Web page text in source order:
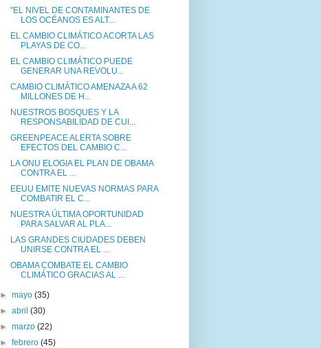
"EL NIVEL DE CONTAMINANTES DE
LOS OCÉANOS ES ALT...
EL CAMBIO CLIMÁTICO ACORTA LAS
PLAYAS DE CO...
EL CAMBIO CLIMÁTICO PUEDE
GENERAR UNA REVOLU...
CAMBIO CLIMÁTICO AMENAZA A 62
MILLONES DE H...
NUESTROS BOSQUES Y LA
RESPONSABILIDAD DE CUI...
GREENPEACE ALERTA SOBRE
EFECTOS DEL CAMBIO C...
LA ONU ELOGIA EL PLAN DE OBAMA
CONTRA EL ...
EEUU EMITE NUEVAS NORMAS PARA
COMBATIR EL C...
NUESTRA ÚLTIMA OPORTUNIDAD
PARA SALVAR AL PLA...
LAS GRANDES CIUDADES DEBEN
UNIRSE CONTRA EL ...
OBAMA COMBATE EL CAMBIO
CLIMÁTICO GRACIAS AL ...
►mayo(35)
►abril(30)
►marzo(22)
►febrero(45)